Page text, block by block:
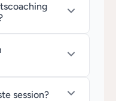
session?